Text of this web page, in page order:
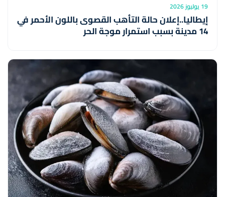
19 يوليوز 2026
إيطاليا..إعلان حالة التأهب القصوى باللون الأحمر في
14 مدينة بسبب استمرار موجة الحر